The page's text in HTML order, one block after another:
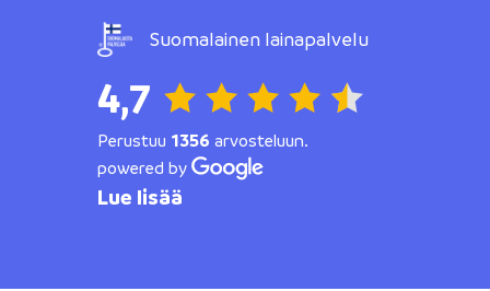
Suomalainen lainapalvelu
4,7
Perustuu 1356 arvosteluun.
powered by
Lue lisää